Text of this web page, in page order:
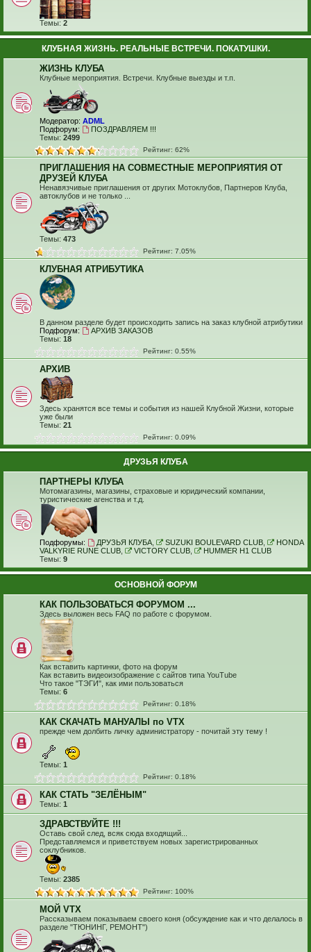
Темы: 2
КЛУБНАЯ ЖИЗНЬ. РЕАЛЬНЫЕ ВСТРЕЧИ. ПОКАТУШКИ.
ЖИЗНЬ КЛУБА
Клубные мероприятия. Встречи. Клубные выезды и т.п.
Модератор: ADML
Подфорум:
ПОЗДРАВЛЯЕМ !!!
Темы: 2499
Рейтинг: 62%
ПРИГЛАШЕНИЯ НА СОВМЕСТНЫЕ МЕРОПРИЯТИЯ ОТ
ДРУЗЕЙ КЛУБА
Ненавязчивые приглашения от других Мотоклубов, Партнеров Клуба,
автоклубов и не только ...
Темы: 473
Рейтинг: 7.05%
КЛУБНАЯ АТРИБУТИКА
В данном разделе будет происходить запись на заказ клубной атрибутики
Подфорум:
АРХИВ ЗАКАЗОВ
Темы: 18
Рейтинг: 0.55%
АРХИВ
Здесь хранятся все темы и события из нашей Клубной Жизни, которые
уже были
Темы: 21
Рейтинг: 0.09%
ДРУЗЬЯ КЛУБА
ПАРТНЕРЫ КЛУБА
Мотомагазины, магазины, страховые и юридический компании,
туристические агенства и т.д.
Подфорумы: ДРУЗЬЯ КЛУБА, SUZUKI BOULEVARD CLUB,
HONDA
VALKYRIE RUNE CLUB
VICTORY CLUB,
HUMMER H1 CLUB
Темы: 9
ОСНОВНОЙ ФОРУМ
КАК ПОЛЬЗОВАТЬСЯ ФОРУМОМ ...
Здесь выложен весь FAQ по работе с форумом.
Как вставить картинки, фото на форум
Как вставить видеоизображение с сайтов типа YouTube
Что такое "ТЭГИ", как ими пользоваться
Темы: 6
Рейтинг: 0.18%
КАК СКАЧАТЬ МАНУАЛЫ по VTX
прежде чем долбить личку администратору - почитай эту тему !
Темы: 1
Рейтинг: 0.18%
КАК СТАТЬ "ЗЕЛЁНЫМ"
Темы: 1
ЗДРАВСТВУЙТЕ !!!
Оставь свой след, всяк сюда входящий...
Представляемся и приветствуем новых зарегистрированных
соклубников.
Темы: 2385
Рейтинг: 100%
МОЙ VTX
Рассказываем показываем своего коня (обсуждение как и что делалось в
разделе "ТЮНИНГ, РЕМОНТ")